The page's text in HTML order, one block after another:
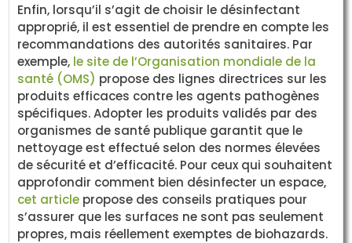
Enfin, lorsqu’il s’agit de choisir le désinfectant
approprié, il est essentiel de prendre en compte les
recommandations des autorités sanitaires. Par
exemple, le site de l’Organisation mondiale de la
santé (OMS) propose des lignes directrices sur les
produits efficaces contre les agents pathogènes
spécifiques. Adopter les produits validés par des
organismes de santé publique garantit que le
nettoyage est effectué selon des normes élevées
de sécurité et d’efficacité. Pour ceux qui souhaitent
approfondir comment bien désinfecter un espace,
cet article propose des conseils pratiques pour
s’assurer que les surfaces ne sont pas seulement
propres, mais réellement exemptes de biohazards.